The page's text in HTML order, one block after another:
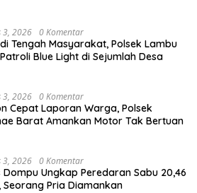
3, 2026 0 Komentar
Tengah Masyarakat, Polsek Lambu
Blue Light di Sejumlah Desa
3, 2026 0 Komentar
Cepat Laporan Warga, Polsek
Barat Amankan Motor Tak Bertuan
3, 2026 0 Komentar
Dompu Ungkap Peredaran Sabu 20,46
Seorang Pria Diamankan